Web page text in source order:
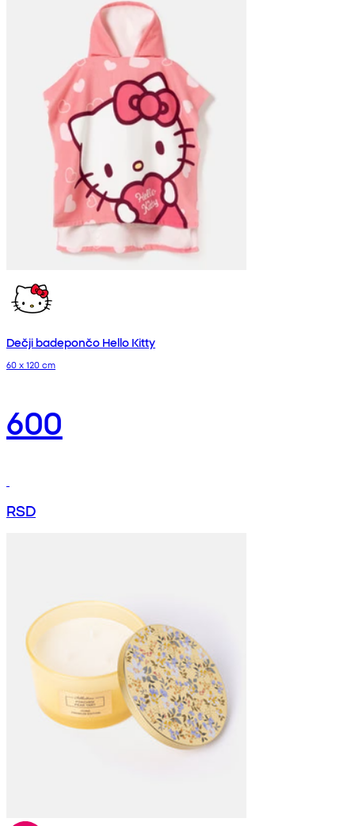
Dečji badepončo Hello Kitty
60 x 120 cm
600
RSD